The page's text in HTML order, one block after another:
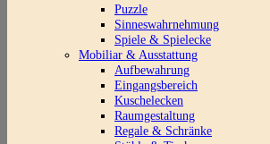
Puzzle
Sinneswahrnehmung
Spiele & Spielecke
Mobiliar & Ausstattung
Aufbewahrung
Eingangsbereich
Kuschelecken
Raumgestaltung
Regale & Schränke